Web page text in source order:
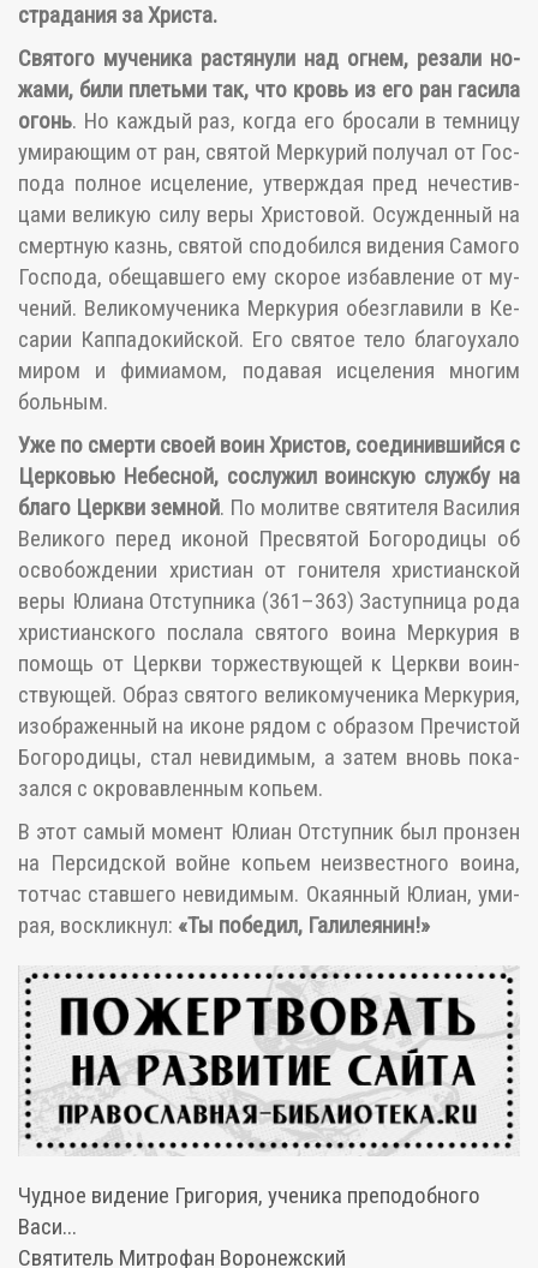
стра­да­ния за Хри­ста.
Свя­то­го му­че­ни­ка рас­тя­ну­ли над ог­нем, ре­за­ли но­
жа­ми, би­ли плетьми так, что кровь из его ран га­си­ла
огонь. Но каж­дый раз, ко­гда его бро­са­ли в тем­ни­цу
уми­ра­ю­щим от ран, свя­той Мер­ку­рий по­лу­чал от Гос­
по­да пол­ное ис­це­ле­ние, утвер­ждая пред нече­стив­
ца­ми ве­ли­кую си­лу ве­ры Хри­сто­вой. Осуж­ден­ный на
смерт­ную казнь, свя­той спо­до­бил­ся ви­де­ния Са­мо­го
Гос­по­да, обе­щав­ше­го ему ско­рое из­бав­ле­ние от му­
че­ний. Ве­ли­ко­му­че­ни­ка Мер­ку­рия обез­гла­ви­ли в Ке­
са­рии Кап­па­до­кий­ской. Его свя­тое те­ло бла­го­уха­ло
ми­ром и фимиа­мом, по­да­вая ис­це­ле­ния мно­гим
боль­ным.
Уже по смер­ти сво­ей во­ин Хри­стов, со­еди­нив­ший­ся с
Цер­ко­вью Небес­ной, со­слу­жил во­ин­скую служ­бу на
бла­го Церк­ви зем­ной. По мо­лит­ве свя­ти­те­ля Ва­си­лия
Ве­ли­ко­го пе­ред ико­ной Пре­свя­той Бо­го­ро­ди­цы об
осво­бож­де­нии хри­сти­ан от го­ни­те­ля хри­сти­ан­ской
ве­ры Юли­а­на От­ступ­ни­ка (361–363) За­ступ­ни­ца ро­да
хри­сти­ан­ско­го по­сла­ла свя­то­го во­и­на Мер­ку­рия в
по­мощь от Церк­ви тор­же­ству­ю­щей к Церк­ви во­ин­
ству­ю­щей. Об­раз свя­то­го ве­ли­ко­му­че­ни­ка Мер­ку­рия,
изо­бра­жен­ный на иконе ря­дом с об­ра­зом Пре­чи­стой
Бо­го­ро­ди­цы, стал неви­ди­мым, а за­тем вновь по­ка­
зал­ся с окро­вав­лен­ным ко­пьем.
В этот са­мый мо­мент Юли­ан От­ступ­ник был прон­зен
на Пер­сид­ской войне ко­пьем неиз­вест­но­го во­и­на,
тот­час став­ше­го неви­ди­мым. Ока­ян­ный Юли­ан, уми­
рая, вос­клик­нул: «Ты по­бе­дил, Га­ли­ле­я­нин!»
Чудное видение Григория, ученика преподобного
Васи...
Святитель Митрофан Воронежский